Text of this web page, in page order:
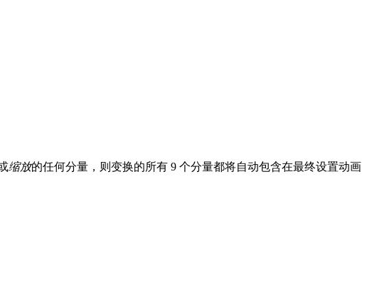
缩放的任何分量，则变换的所有 9 个分量都将自动包含在最终设置动画